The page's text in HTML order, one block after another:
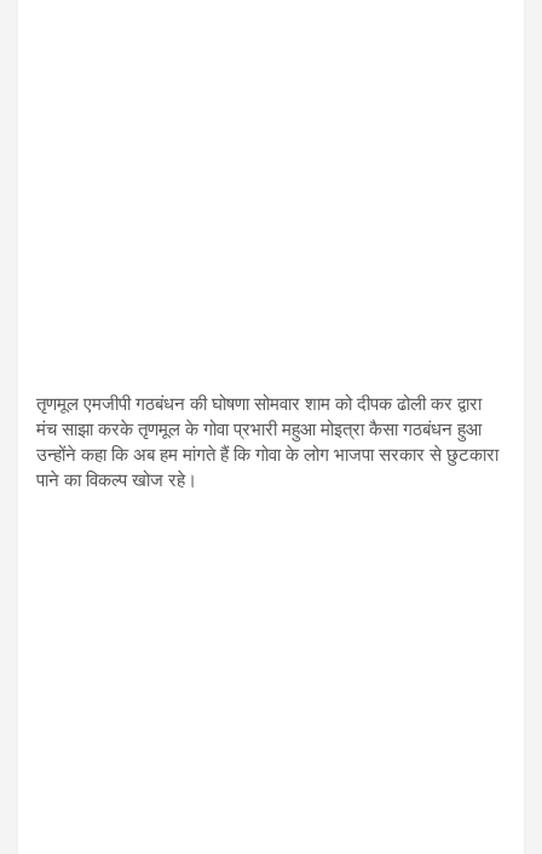
तृणमूल एमजीपी गठबंधन की घोषणा सोमवार शाम को दीपक ढोली कर द्वारा
मंच साझा करके तृणमूल के गोवा प्रभारी महुआ मोइत्रा कैसा गठबंधन हुआ
उन्होंने कहा कि अब हम मांगते हैं कि गोवा के लोग भाजपा सरकार से छुटकारा
पाने का विकल्प खोज रहे।